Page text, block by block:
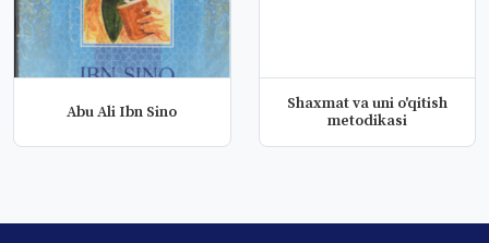
Abu Ali Ibn Sino
Shaxmat va uni o'qitish
metodikasi